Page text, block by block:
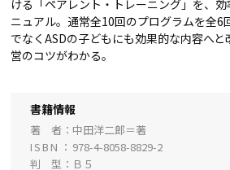
ける「ペアレント・トレーニング」を、
ニュアル。通常全10回のプログラムを全6
でなくASDの子どもにも効果的な内容へ
営のコツがわかる。
書籍情報
著 者
中田洋二郎＝著
ISBN
978-4-8058-8829-2
判 型
Ｂ５